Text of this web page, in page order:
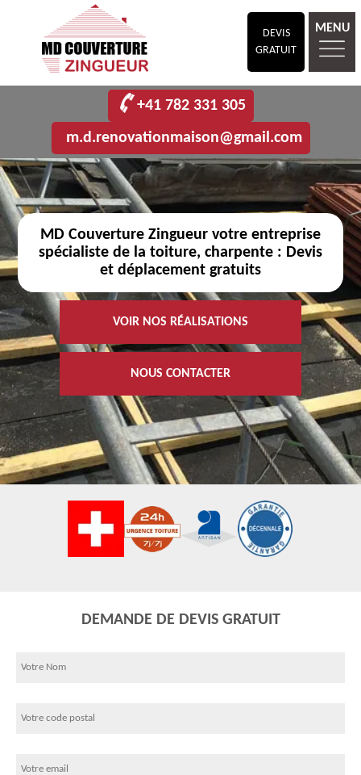
DEVIS
GRATUIT
MENU
+41 782 331 305
m.d.renovationmaison@gmail.com
MD Couverture Zingueur votre entreprise
spécialiste de la toiture, charpente : Devis
et déplacement gratuits
VOIR NOS RÉALISATIONS
NOUS CONTACTER
DEMANDE DE DEVIS GRATUIT